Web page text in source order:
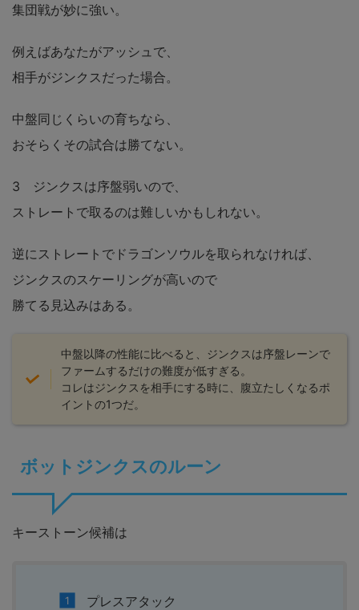
集団戦が妙に強い。
例えばあなたがアッシュで、
相手がジンクスだった場合。
中盤同じくらいの育ちなら、
おそらくその試合は勝てない。
3 ジンクスは序盤弱いので、
ストレートで取るのは難しいかもしれない。
逆にストレートでドラゴンソウルを取られなければ、
ジンクスのスケーリングが高いので
勝てる見込みはある。
中盤以降の性能に比べると、ジンクスは序盤レーンで
ファームするだけの難度が低すぎる。
コレはジンクスを相手にする時に、腹立たしくなるポ
イントの1つだ。
ボットジンクスのルーン
キーストーン候補は
プレスアタック